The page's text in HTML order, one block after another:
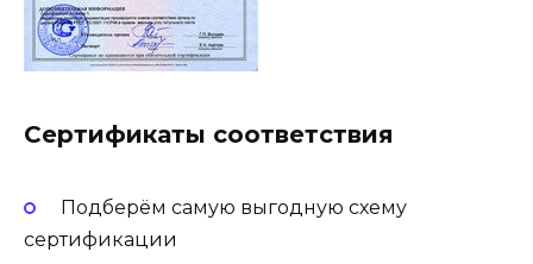
Сертификаты соответствия
Подберём самую выгодную схему
сертификации